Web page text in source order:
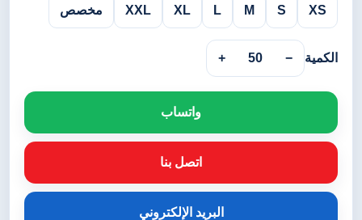
XS
S
M
L
XL
XXL مخصص
الكمية −
50
+
واتساب
اتصل بنا
البريد الإلكتروني